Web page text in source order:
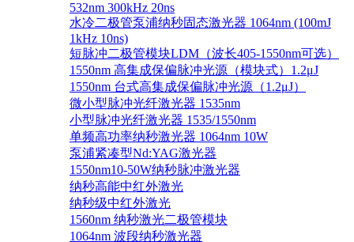
532nm 300kHz 20ns
水冷二极管泵浦纳秒固态激光器 1064nm (100mJ
1kHz 10ns)
短脉冲二极管模块LDM（波长405-1550nm可选）
1550nm 高集成保偏脉冲光源（模块式）1.2μJ
1550nm 台式高集成保偏脉冲光源（1.2μJ）
微小型脉冲光纤激光器 1535nm
小型脉冲光纤激光器 1535/1550nm
单频高功率纳秒激光器 1064nm 10W
泵浦紧凑型Nd:YAG激光器
1550nm10-50W纳秒脉冲激光器
纳秒高能中红外激光
纳秒级中红外激光
1560nm 纳秒激光二极管模块
1064nm 波段纳秒激光器